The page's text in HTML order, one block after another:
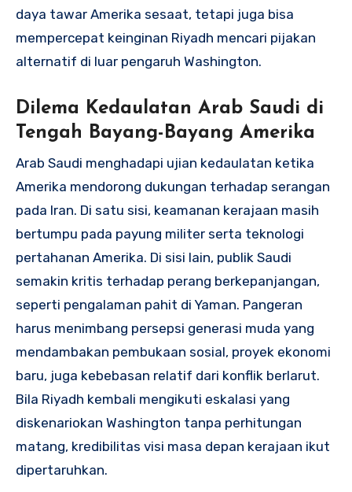
daya tawar Amerika sesaat, tetapi juga bisa
mempercepat keinginan Riyadh mencari pijakan
alternatif di luar pengaruh Washington.
Dilema Kedaulatan Arab Saudi di
Tengah Bayang-Bayang Amerika
Arab Saudi menghadapi ujian kedaulatan ketika
Amerika mendorong dukungan terhadap serangan
pada Iran. Di satu sisi, keamanan kerajaan masih
bertumpu pada payung militer serta teknologi
pertahanan Amerika. Di sisi lain, publik Saudi
semakin kritis terhadap perang berkepanjangan,
seperti pengalaman pahit di Yaman. Pangeran
harus menimbang persepsi generasi muda yang
mendambakan pembukaan sosial, proyek ekonomi
baru, juga kebebasan relatif dari konflik berlarut.
Bila Riyadh kembali mengikuti eskalasi yang
diskenariokan Washington tanpa perhitungan
matang, kredibilitas visi masa depan kerajaan ikut
dipertaruhkan.